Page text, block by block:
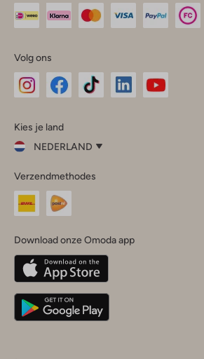
Volg ons
InstagramFacebook
Kies je land
NEDERLAND
je
land
Nederland
Belgique(Français)
Deutschland
Verzendmethodes
Download onze Omoda app